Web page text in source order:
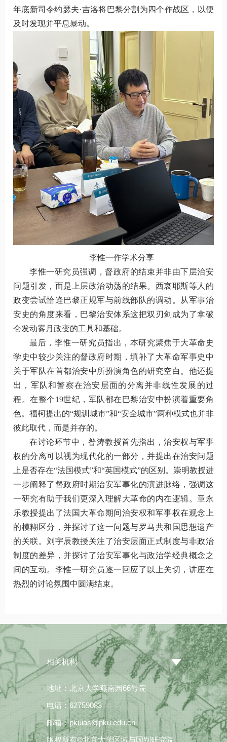
年底新司令约瑟夫·吉洛将巴黎分割为四个作战区，以便
及时发现并平息暴动。
李惟一作学术分享
李惟一研究员强调，督政府的结束并非由下层治安
问题引发，而是上层政治动荡的结果。西哀耶斯等人的
政变尝试恰逢巴黎正规军与前线部队的调动。从军事治
安史的角度来看，巴黎治安体系这把双刃剑成为了拿破
仑发动雾月政变的工具和基础。
最后，李惟一研究员指出，本研究聚焦于大革命史
学史中较少关注的督政府时期，填补了大革命军事史中
关于军队在首都治安中所扮演角色的研究空白。他还提
出，军队和警察在治安层面的分离并非线性发展的过
程。在整个19世纪，军队都在巴黎治安中扮演着重要角
色。福柯提出的“规训城市”和“安全城市”两种模式也并非
彼此取代，而是并存的。
在讨论环节中，昝涛教授首先指出，治安权与军事
权的分离可以视为现代化的一部分，并提出在治安问题
上是否存在“法国模式”和“英国模式”的区别。崇明教授进
一步阐释了督政府时期治安军事化的演进脉络，强调这
一研究有助于我们更深入理解大革命的内在逻辑。章永
乐教授提出了法国大革命期间治安权和军事权在观念上
的模糊区分，并探讨了这一问题与罗马共和国思想遗产
的关联。刘宇辰教授关注了治安层面正式制度与非政治
制度的差异，并探讨了治安军事化与政治学经典概念之
间的互动。李惟一研究员逐一回应了以上关切，讲座在
热烈的讨论氛围中圆满结束。
相关机构
地址：北京大学燕南园66号院
电话：62759083
邮箱：pkuias@pku.edu.cn
版权所有©北京大学区域与国别研究院